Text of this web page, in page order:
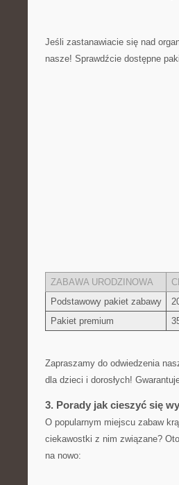
Jeśli zastanawiacie się ⁣nad
nasze! Sprawdźcie dostępne
ZABAWA ‍URODZINOWA
Podstawowy pakiet⁤ zabawy
Pakiet premium
Zapraszamy⁢ do odwiedzenia
⁢dla dzieci i dorosłych!
3. Porady jak cieszyć​ się
O popularnym miejscu zabaw
ciekawostki z nim związane?
na nowo: